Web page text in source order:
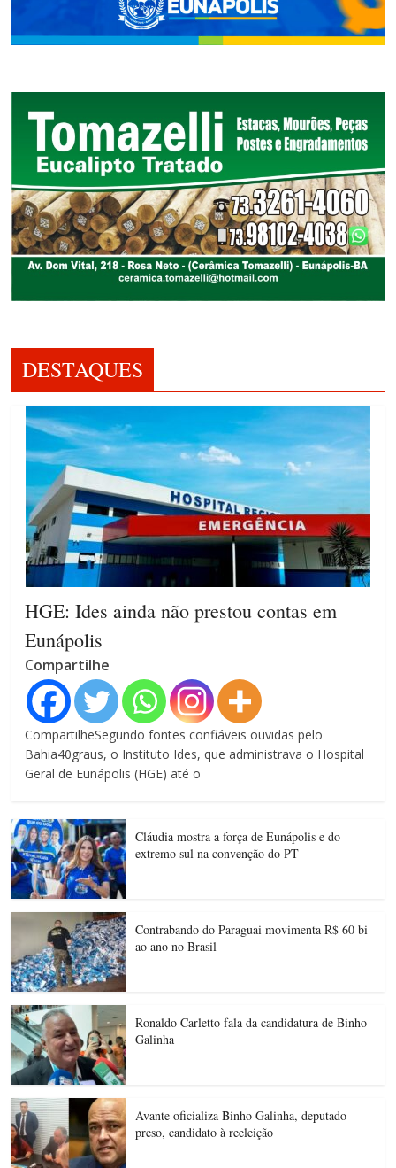
DESTAQUES
HGE: Ides ainda não prestou contas em
Eunápolis
Compartilhe
CompartilheSegundo fontes confiáveis ouvidas pelo
Bahia40graus, o Instituto Ides, que administrava o Hospital
Geral de Eunápolis (HGE) até o
Cláudia mostra a força de Eunápolis e do
extremo sul na convenção do PT
Contrabando do Paraguai movimenta R$ 60 bi
ao ano no Brasil
Ronaldo Carletto fala da candidatura de Binho
Galinha
Avante oficializa Binho Galinha, deputado
preso, candidato à reeleição